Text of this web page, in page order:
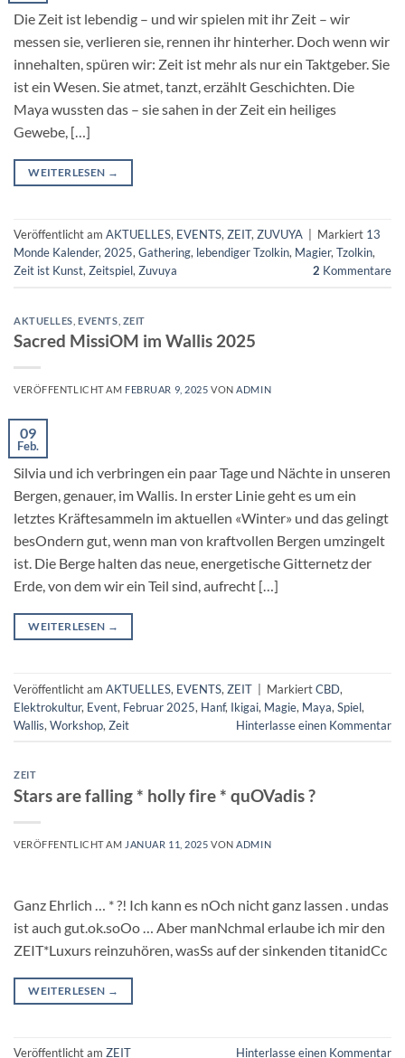
Die Zeit ist lebendig – und wir spielen mit ihr Zeit – wir
messen sie, verlieren sie, rennen ihr hinterher. Doch wenn wir
innehalten, spüren wir: Zeit ist mehr als nur ein Taktgeber. Sie
ist ein Wesen. Sie atmet, tanzt, erzählt Geschichten. Die
Maya wussten das – sie sahen in der Zeit ein heiliges
Gewebe, […]
WEITERLESEN →
Veröffentlicht am AKTUELLES, EVENTS, ZEIT, ZUVUYA Markiert 13
Monde Kalender, 2025, Gathering, lebendiger Tzolkin, Magier, Tzolkin,
Zeit ist Kunst, Zeitspiel, Zuvuya 2 Kommentare
AKTUELLES ,EVENTS ZEIT
Sacred MissiOM im Wallis 2025
VERÖFFENTLICHT AM FEBRUAR 9, 2025 VONADMIN
09
Feb.
Silvia und ich verbringen ein paar Tage und Nächte in unseren
Bergen, genauer, im Wallis. In erster Linie geht es um ein
letztes Kräftesammeln im aktuellen «Winter» und das gelingt
besOndern gut, wenn man von kraftvollen Bergen umzingelt
ist. Die Berge halten das neue, energetische Gitternetz der
Erde, von dem wir ein Teil sind, aufrecht […]
WEITERLESEN →
Veröffentlicht am AKTUELLES, EVENTS, ZEIT MarkiertCBD,
Elektrokultur, Event, Februar 2025, Hanf, Ikigai, Magie, Maya, Spiel,
Wallis, Workshop, Zeit Hinterlasse einen Kommentar
ZEIT
Stars are falling * holly fire * quOVadis ?
VERÖFFENTLICHT AM JANUAR 11, 2025 VONADMIN
Ganz Ehrlich … * ?! Ich kann es nOch nicht ganz lassen . undas
ist auch gut.ok.soOo … Aber manNchmal erlaube ich mir den
ZEIT*Luxurs reinzuhören, wasSs auf der sinkenden titanidCc
WEITERLESEN →
Veröffentlicht am ZEIT Hinterlasse einen Kommentar